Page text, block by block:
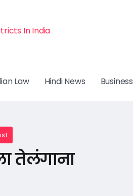
In India
Law Hindi News Business
तेलंगाना